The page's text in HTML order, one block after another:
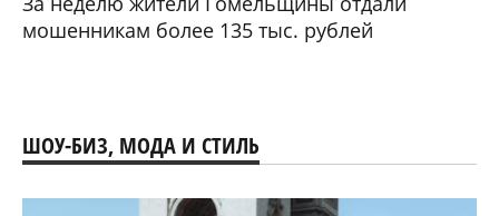
мошенникам более 135 тыс. рублей
ШОУ-БИЗ, МОДА И СТИЛЬ